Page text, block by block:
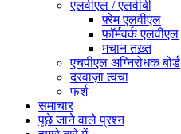
एलवीएल / एलवीबी
फ़्रेम एलवीएल
फॉर्मवर्क एलवीएल
मचान तख़्त
एचपीएल अग्निरोधक बोर्ड
दरवाज़ा त्वचा
फर्श
समाचार
पूछे जाने वाले प्रश्न